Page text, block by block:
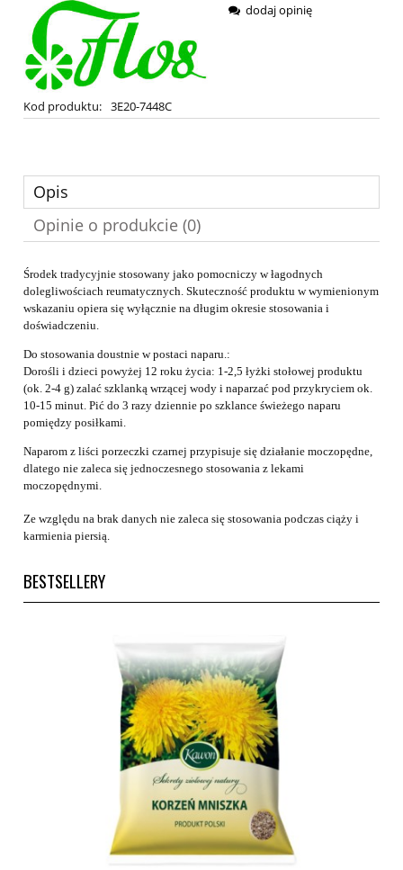
Kod produktu: 3E20-7448C
dodaj opinię
Opis
Opinie o produkcie (0)
Środek tradycyjnie stosowany jako pomocniczy w łagodnych
dolegliwościach reumatycznych. Skuteczność produktu w wymienionym
wskazaniu opiera się wyłącznie na długim okresie stosowania i
doświadczeniu.
Do stosowania doustnie w postaci naparu.:
Dorośli i dzieci powyżej 12 roku życia: 1-2,5 łyżki stołowej produktu
(ok. 2-4 g) zalać szklanką wrzącej wody i naparzać pod przykryciem ok.
10-15 minut. Pić do 3 razy dziennie po szklance świeżego naparu
pomiędzy posiłkami.
Naparom z liści porzeczki czarnej przypisuje się działanie moczopędne,
dlatego nie zaleca się jednoczesnego stosowania z lekami
moczopędnymi.
Ze względu na brak danych nie zaleca się stosowania podczas ciąży i
karmienia piersią.
BESTSELLERY